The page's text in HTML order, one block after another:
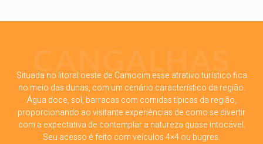
Situada no litoral oeste de Camocim esse atrativo turístico fica
no meio das dunas, com um cenário característico da região.
Água doce, sol, barracas com comidas típicas da região,
proporcionando ao visitante experiências de como se divertir
com a expectativa de contemplar a natureza quase intocável.
Seu acesso é feito com veículos 4×4 ou bugres.